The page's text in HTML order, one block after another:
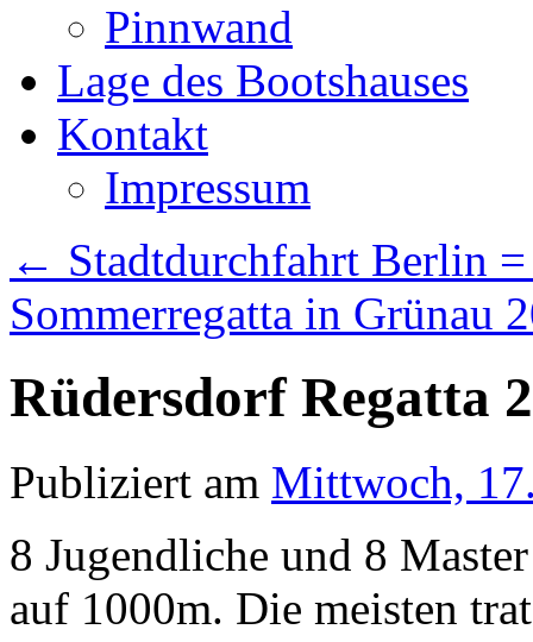
Pinnwand
Lage des Bootshauses
Kontakt
Impressum
← Stadtdurchfahrt Berlin
Sommerregatta in Grünau
Rüdersdorf Regatta
Publiziert am Mittwoch,
8 Jugendliche und 8
auf 1000m. Die meisten